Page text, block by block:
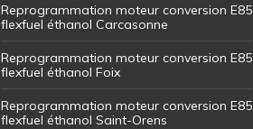
Reprogrammation moteur conversion E85
flexfuel éthanol Carcasonne
Reprogrammation moteur conversion E85
flexfuel éthanol Foix
Reprogrammation moteur conversion E85
flexfuel éthanol Saint-Orens